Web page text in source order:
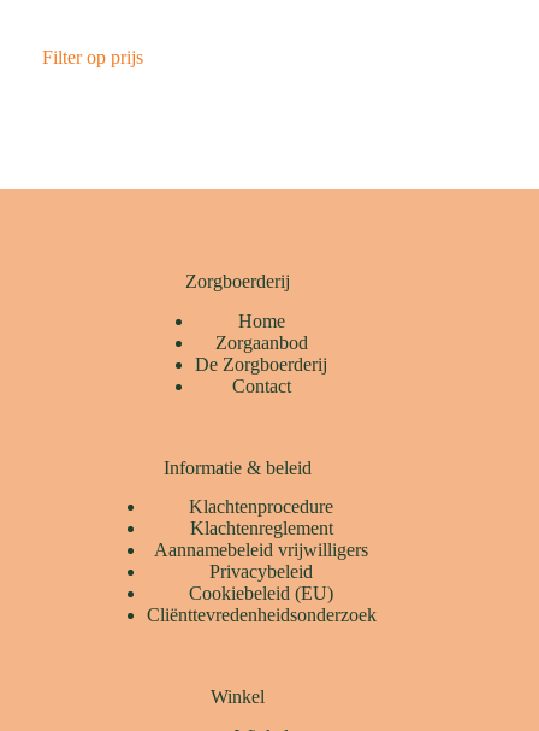
Filter op prijs
Zorgboerderij
Home
Zorgaanbod
De Zorgboerderij
Contact
Informatie & beleid
Klachtenprocedure
Klachtenreglement
Aannamebeleid vrijwilligers
Privacybeleid
Cookiebeleid (EU)
Cliënttevredenheidsonderzoek
Winkel